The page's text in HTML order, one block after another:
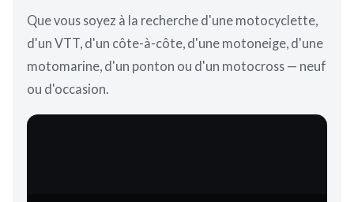
Que vous soyez à la recherche d'une motocyclette,
d'un VTT, d'un côte-à-côte, d'une motoneige, d'une
motomarine, d'un ponton ou d'un motocross — neuf
ou d'occasion.